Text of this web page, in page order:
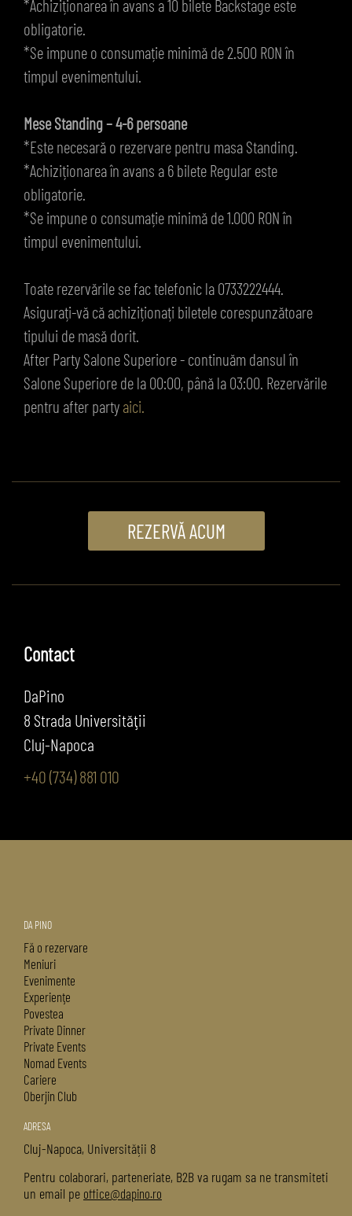
*Achiziționarea în avans a 10 bilete Backstage este
obligatorie.
*Se impune o consumație minimă de 2.500 RON în
timpul evenimentului.
Mese Standing – 4-6 persoane
*Este necesară o rezervare pentru masa Standing.
*Achiziționarea în avans a 6 bilete Regular este
obligatorie.
*Se impune o consumație minimă de 1.000 RON în
timpul evenimentului.
Toate rezervările se fac telefonic la 0733222444.
Asigurați-vă că achiziționați biletele corespunzătoare
tipului de masă dorit.
After Party Salone Superiore - continuăm dansul în
Salone Superiore de la 00:00, până la 03:00. Rezervările
pentru after party aici.
REZERVĂ ACUM
Contact
DaPino
8 Strada Universităţii
Cluj-Napoca
+40 (734) 881 010
DA PINO
Fă o rezervare
Meniuri
Evenimente
Experienţe
Povestea
Private Dinner
Private Events
Nomad Events
Cariere
Oberjin Club
ADRESA
Cluj-Napoca, Universității 8
Pentru colaborari, parteneriate, B2B va rugam sa ne transmiteti
un email pe office@dapino.ro